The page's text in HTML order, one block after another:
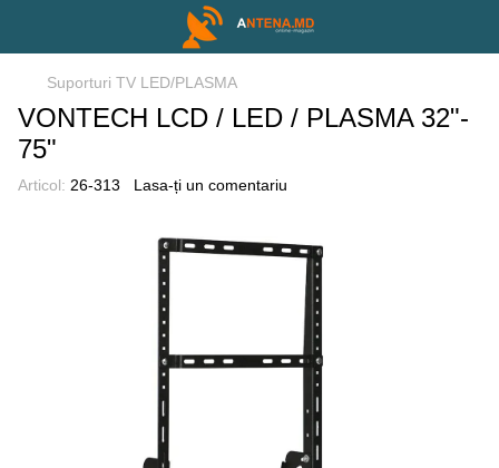
Suporturi TV LED/PLASMA
VONTECH LCD / LED / PLASMA 32"-
75"
Articol: 26-313 Lasa-ți un comentariu